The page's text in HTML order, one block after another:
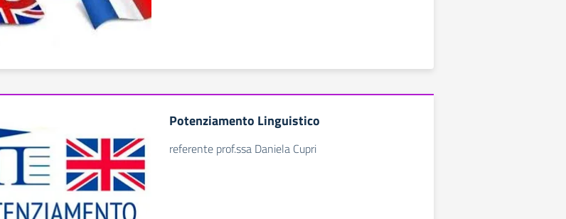
Potenziamento Linguistico
referente prof.ssa Daniela Cupri